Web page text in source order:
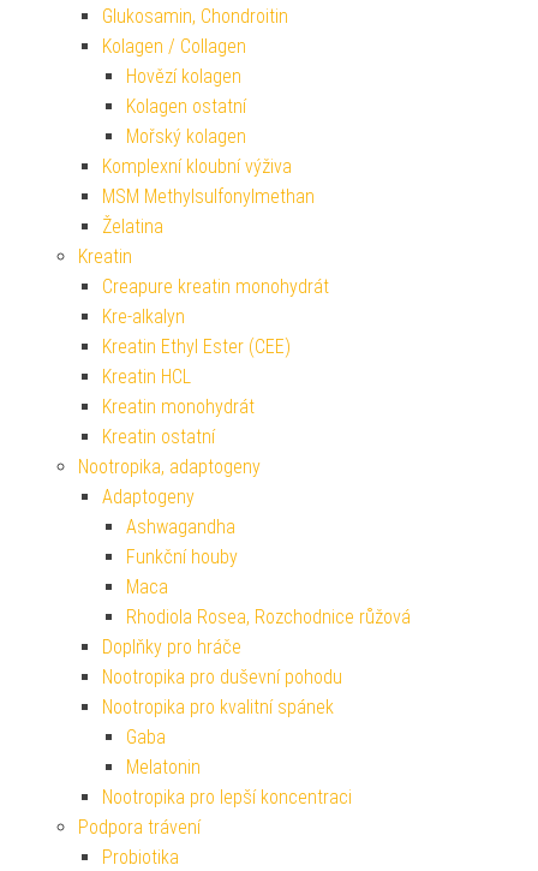
Glukosamin, Chondroitin
Kolagen / Collagen
Hovězí kolagen
Kolagen ostatní
Mořský kolagen
Komplexní kloubní výživa
MSM Methylsulfonylmethan
Želatina
Kreatin
Creapure kreatin monohydrát
Kre-alkalyn
Kreatin Ethyl Ester (CEE)
Kreatin HCL
Kreatin monohydrát
Kreatin ostatní
Nootropika, adaptogeny
Adaptogeny
Ashwagandha
Funkční houby
Maca
Rhodiola Rosea, Rozchodnice růžová
Doplňky pro hráče
Nootropika pro duševní pohodu
Nootropika pro kvalitní spánek
Gaba
Melatonin
Nootropika pro lepší koncentraci
Podpora trávení
Probiotika